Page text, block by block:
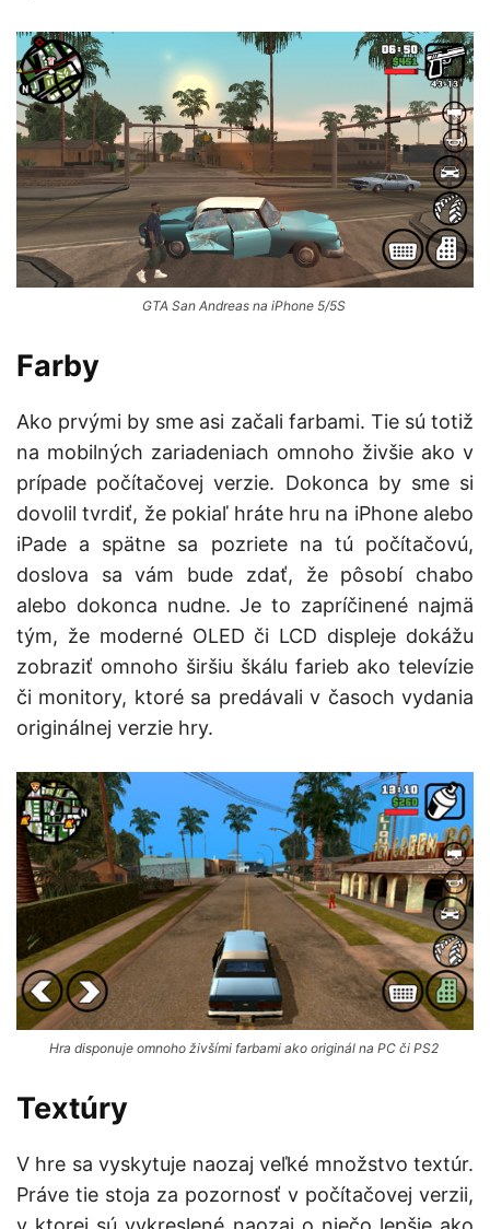
GTA San Andreas na iPhone 5/5S
Farby
Ako prvými by sme asi začali farbami. Tie sú totiž
na mobilných zariadeniach omnoho živšie ako v
prípade počítačovej verzie. Dokonca by sme si
dovolil tvrdiť, že pokiaľ hráte hru na iPhone alebo
iPade a spätne sa pozriete na tú počítačovú,
doslova sa vám bude zdať, že pôsobí chabo
alebo dokonca nudne. Je to zapríčinené najmä
tým, že moderné OLED či LCD displeje dokážu
zobraziť omnoho širšiu škálu farieb ako televízie
či monitory, ktoré sa predávali v časoch vydania
originálnej verzie hry.
Hra disponuje omnoho živšími farbami ako originál na PC či PS2
Textúry
V hre sa vyskytuje naozaj veľké množstvo textúr.
Práve tie stoja za pozornosť v počítačovej verzii,